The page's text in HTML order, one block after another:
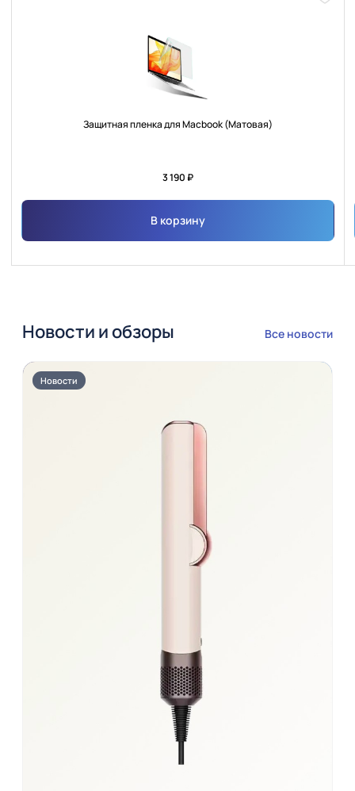
Защитная пленка для Macbook (Матовая)
3 190 ₽
В корзину
Новости и обзоры Все новости
Новости